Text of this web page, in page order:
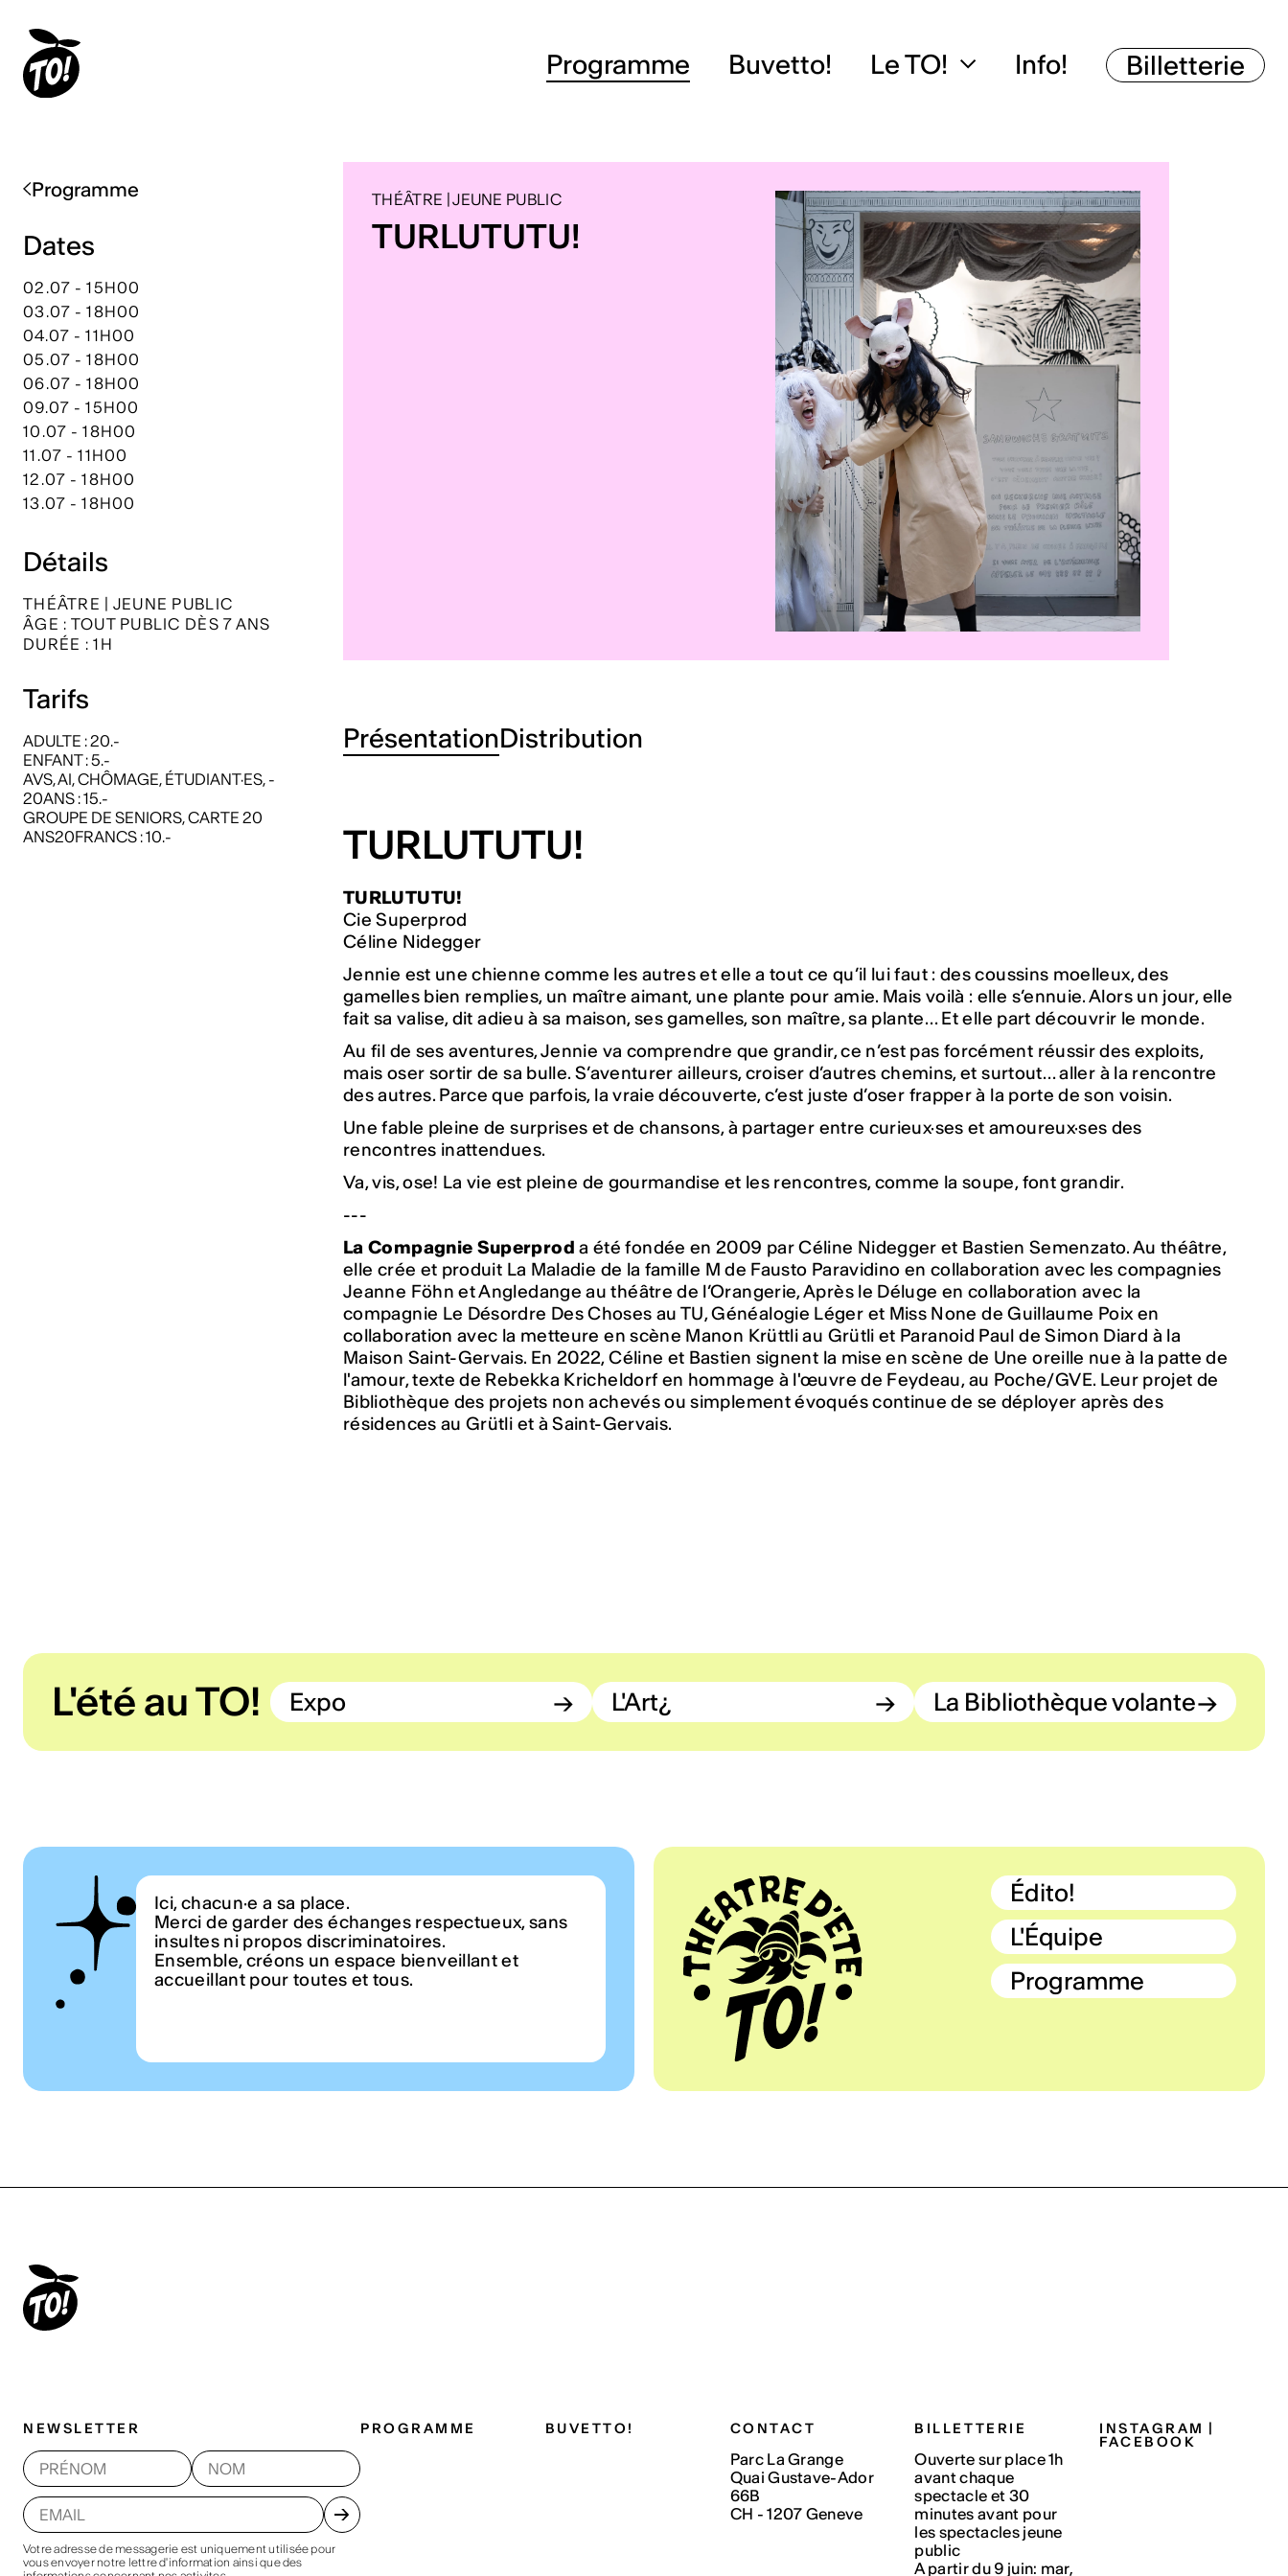
Programme Buvetto! Le TO! Info! Billetterie
Programme
Dates
02.07 - 15H00
03.07 - 18H00
04.07 - 11H00
05.07 - 18H00
06.07 - 18H00
09.07 - 15H00
10.07 - 18H00
11.07 - 11H00
12.07 - 18H00
13.07 - 18H00
Détails
THÉÂTRE | JEUNE PUBLIC
ÂGE : TOUT PUBLIC DÈS 7 ANS
DURÉE : 1H
Tarifs
ADULTE : 20.-
ENFANT : 5.-
AVS, AI, CHÔMAGE, ÉTUDIANT·ES, -
20ANS : 15.-
GROUPE DE SENIORS, CARTE 20
ANS20FRANCS : 10.-
THÉÂTRE | JEUNE PUBLIC
TURLUTUTU!
PrésentationDistribution
TURLUTUTU!
TURLUTUTU!
Cie Superprod
Céline Nidegger
Jennie est une chienne comme les autres et elle a tout ce qu’il lui faut : des coussins moelleux, des
gamelles bien remplies, un maître aimant, une plante pour amie. Mais voilà : elle s’ennuie. Alors un jour, elle
fait sa valise, dit adieu à sa maison, ses gamelles, son maître, sa plante… Et elle part découvrir le monde.
Au fil de ses aventures, Jennie va comprendre que grandir, ce n’est pas forcément réussir des exploits,
mais oser sortir de sa bulle. S’aventurer ailleurs, croiser d’autres chemins, et surtout… aller à la rencontre
des autres. Parce que parfois, la vraie découverte, c’est juste d’oser frapper à la porte de son voisin.
Une fable pleine de surprises et de chansons, à partager entre curieux·ses et amoureux·ses des
rencontres inattendues.
Va, vis, ose! La vie est pleine de gourmandise et les rencontres, comme la soupe, font grandir.
---
La Compagnie Superprod a été fondée en 2009 par Céline Nidegger et Bastien Semenzato. Au théâtre,
elle crée et produit La Maladie de la famille M de Fausto Paravidino en collaboration avec les compagnies
Jeanne Föhn et Angledange au théâtre de l’Orangerie, Après le Déluge en collaboration avec la
compagnie Le Désordre Des Choses au TU, Généalogie Léger et Miss None de Guillaume Poix en
collaboration avec la metteure en scène Manon Krüttli au Grütli et Paranoid Paul de Simon Diard à la
Maison Saint-Gervais. En 2022, Céline et Bastien signent la mise en scène de Une oreille nue à la patte de
l'amour, texte de Rebekka Kricheldorf en hommage à l'œuvre de Feydeau, au Poche/GVE. Leur projet de
Bibliothèque des projets non achevés ou simplement évoqués continue de se déployer après des
résidences au Grütli et à Saint-Gervais.
L'été au TO! Expo → L'Art¿ → La Bibliothèque volante→
Ici, chacun·e a sa place.
Merci de garder des échanges respectueux, sans
insultes ni propos discriminatoires.
Ensemble, créons un espace bienveillant et
accueillant pour toutes et tous.
Édito!
L'Équipe
Programme
NEWSLETTER
Votre adresse de messagerie est uniquement utilisée pour
vous envoyer notre lettre d'information ainsi que des
PROGRAMME BUVETTO! CONTACT
Parc La Grange
Quai Gustave-Ador
66B
CH - 1207 Geneve
BILLETTERIE
Ouverte sur place 1h
avant chaque
spectacle et 30
minutes avant pour
les spectacles jeune
public
A partir du 9 juin: mar,
INSTAGRAM |
FACEBOOK